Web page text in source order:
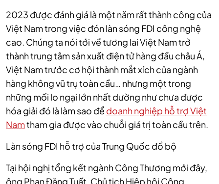
2023 được đánh giá là một năm rất thành công của
Việt Nam trong việc đón làn sóng FDI công nghệ
cao. Chúng ta nói tới về tương lai Việt Nam trở
thành trung tâm sản xuất điện tử hàng đầu châu Á,
Việt Nam trước cơ hội thành mắt xích của ngành
hàng không vũ trụ toàn cầu… nhưng một trong
những mối lo ngại lớn nhất dường như chưa được
hóa giải đó là làm sao để doanh nghiệp hỗ trợ Việt
Namtham gia được vào chuỗi giá trị toàn cầu trên.
Làn sóng FDI hỗ trợ của Trung Quốc đổ bộ
Tại hội nghị tổng kết ngành Công Thương mới đây,
ông Phan Đăng Tuất, Chủ tịch Hiệp hội Công